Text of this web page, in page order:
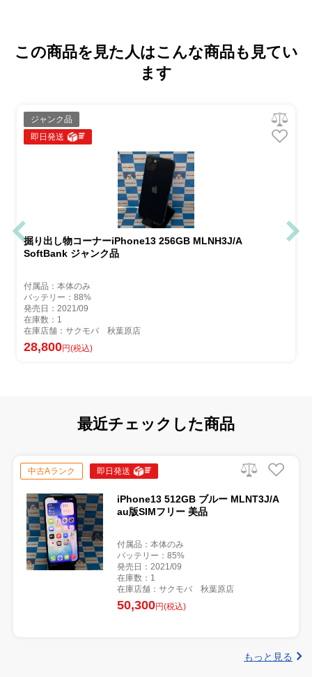
この商品を見た人はこんな商品も見てい
ます
ジャンク品
即日発送
掘り出し物コーナーiPhone13 256GB MLNH3J/A
SoftBank ジャンク品
付属品：本体のみ
バッテリー：88%
発売日：2021/09
在庫数：1
在庫店舗：サクモバ 秋葉原店
28,800円(税込)
最近チェックした商品
中古Aランク 即日発送
iPhone13 512GB ブルー MLNT3J/A
au版SIMフリー 美品
付属品：本体のみ
バッテリー：85%
発売日：2021/09
在庫数：1
在庫店舗：サクモバ 秋葉原店
50,300円(税込)
もっと見る